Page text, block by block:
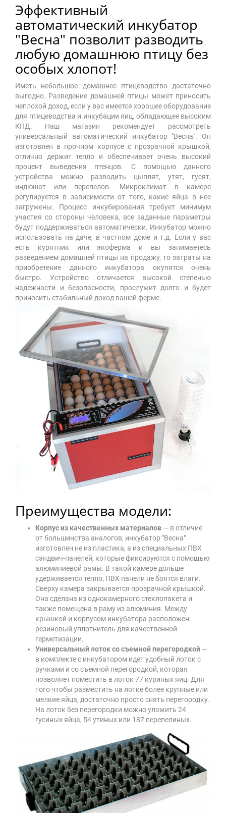
Эффективный
автоматический инкубатор
"Весна" позволит разводить
любую домашнюю птицу без
особых хлопот!
Иметь небольшое домашнее птицеводство достаточно
выгодно. Разведение домашней птицы может приносить
неплохой доход, если у вас имеется хорошее оборудование
для птицеводства и инкубации яиц, обладающее высоким
КПД. Наш магазин рекомендует рассмотреть
универсальный автоматический инкубатор "Весна". Он
изготовлен в прочном корпусе с прозрачной крышкой,
отлично держит тепло и обеспечивает очень высокий
процент выведения птенцов. С помощью данного
устройства можно разводить цыплят, утят, гусят,
индюшат или перепелов. Микроклимат в камере
регулируется в зависимости от того, какие яйца в нее
загружены. Процесс инкубирования требует минимум
участия со стороны человека, все заданные параметры
будут поддерживаться автоматически. Инкубатор можно
использовать на даче, в частном доме и т.д. Если у вас
есть курятник или экоферма и вы занимаетесь
разведением домашней птицы на продажу, то затраты на
приобретение данного инкубатора окупятся очень
быстро. Устройство отличается высокой степенью
надежности и безопасности, прослужит долго и будет
приносить стабильный доход вашей ферме.
Преимущества модели:
Корпус из качественных материалов — в отличие
от большинства аналогов, инкубатор "Весна"
изготовлен не из пластика, а из специальных ПВХ
сэндвич-панелей, которые фиксируются с помощью
алюминиевой рамы. В такой камере дольше
удерживается тепло, ПВХ панели не боятся влаги.
Сверху камера закрывается прозрачной крышкой.
Она сделана из однокамерного стеклопакета и
также помещена в раму из алюминия. Между
крышкой и корпусом инкубатора расположен
резиновый уплотнитель для качественной
герметизации.
Универсальный лоток со съемной перегородкой —
в комплекте с инкубатором идет удобный лоток с
ручками и со съемной перегородкой, которая
позволяет поместить в лоток 77 куриных яиц. Для
того чтобы разместить на лотке более крупные или
мелкие яйца, достаточно просто снять перегородку.
На лоток без перегородки можно уложить 24
гусиных яйца, 54 утиных или 187 перепелиных.